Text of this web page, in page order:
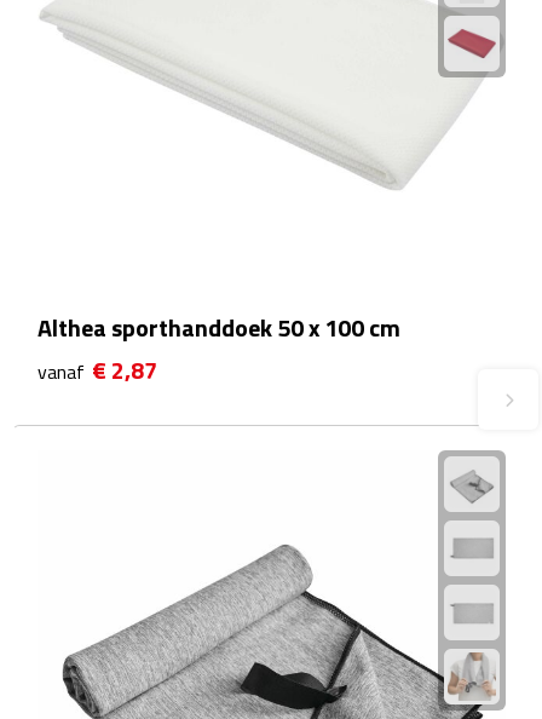
Waterflessen
Drinkglazen
Champagneglazen
Kopjes & Mokken
Kopjes
Althea sporthanddoek 50 x 100 cm
vanaf € 2,87